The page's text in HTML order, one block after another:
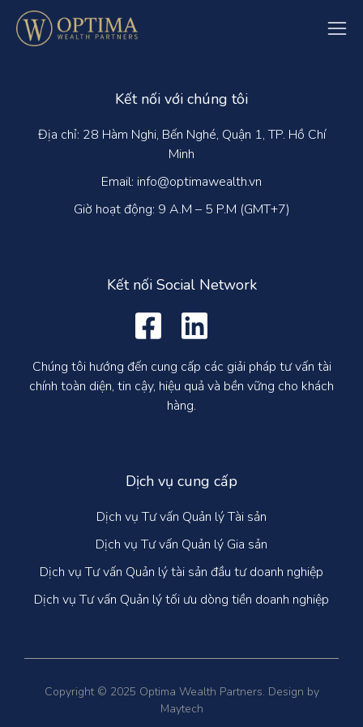
Kết nối với chúng tôi
Địa chỉ: 28 Hàm Nghi, Bến Nghé, Quận 1, TP. Hồ Chí
Minh
Email: info@optimawealth.vn
Giờ hoạt động: 9 A.M – 5 P.M (GMT+7)
Kết nối Social Network
Chúng tôi hướng đến cung cấp các giải pháp tư vấn tài
chính toàn diện, tin cậy, hiệu quả và bền vững cho khách
hàng.
Dịch vụ cung cấp
Dịch vụ Tư vấn Quản lý Tài sản
Dịch vụ Tư vấn Quản lý Gia sản
Dịch vụ Tư vấn Quản lý tài sản đầu tư doanh nghiệp
Dịch vụ Tư vấn Quản lý tối ưu dòng tiền doanh nghiệp
Copyright © 2025 Optima Wealth Partners. Design by
Maytech